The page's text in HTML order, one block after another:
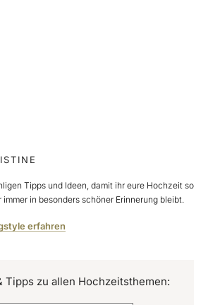
Tipps und Ideen, damit ihr eure Hochzeit so
in besonders schöner Erinnerung bleibt.
erfahren
Tipps zu allen Hochzeitsthemen: